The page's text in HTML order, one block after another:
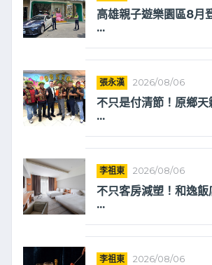
高雄親子遊樂園區8
...
張永漢 2026/08/06
不只是付清節！原鄉
...
李祖東 2026/08/06
不只客房減塑！和逸飯
...
李祖東 2026/08/06